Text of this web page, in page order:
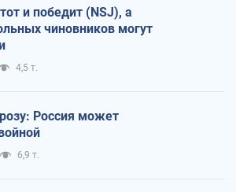
и победит (NSJ), а
чиновников могут
4,5 т.
Россия может
6,9 т.